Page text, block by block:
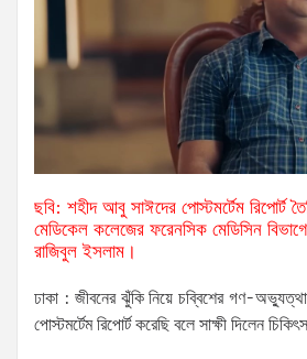
ছবি: শহীদ আবু সাঈদের পোস্টমর্টেম রিপোর্ট
মেডিকেল কলেজের ফরেনসিক মেডিসিন
রাজিবুল ইসলাম।
ঢাকা : জীবনের ঝুঁকি নিয়ে চব্বিশের গণ-
পোস্টমর্টেম রিপোর্ট করেছি বলে সাক্ষী দিলেন